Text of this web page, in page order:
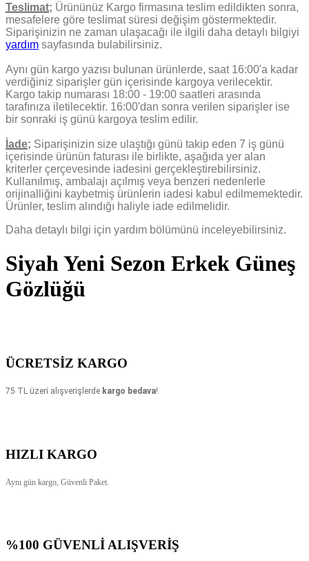
Teslimat; Ürününüz Kargo firmasına teslim edildikten sonra,
mesafelere göre teslimat süresi değişim göstermektedir.
Siparişinizin ne zaman ulaşacağı ile ilgili daha detaylı bilgiyi
yardım sayfasında bulabilirsiniz.
Aynı gün kargo yazısı bulunan ürünlerde, saat 16:00'a kadar
verdiğiniz siparişler gün içerisinde kargoya verilecektir.
Kargo takip numarası 18:00 - 19:00 saatleri arasında
tarafınıza iletilecektir. 16:00'dan sonra verilen siparişler ise
bir sonraki iş günü kargoya teslim edilir.
İade; Siparişinizin size ulaştığı günü takip eden 7 iş günü
içerisinde ürünün faturası ile birlikte, aşağıda yer alan
kriterler çerçevesinde iadesini gerçekleştirebilirsiniz.
Kullanılmış, ambalajı açıl mış veya benzeri nedenlerle
orijinalliğini kaybetmiş ürünlerin iadesi kabul edilmemektedir.
Ürünler, teslim alındığı haliyle iade edilmelidir.
Daha detaylı bilgi için yardım bölümünü inceleyebilirsiniz.
Siyah Yeni Sezon Erkek Güneş
Gözlüğü
ÜCRETSİZ KARGO
75 TL üzeri alışverişlerde kargo bedava!
HIZLI KARGO
Aynı gün kargo, Güvenli Paket.
%100 GÜVENLİ ALIŞVERİŞ